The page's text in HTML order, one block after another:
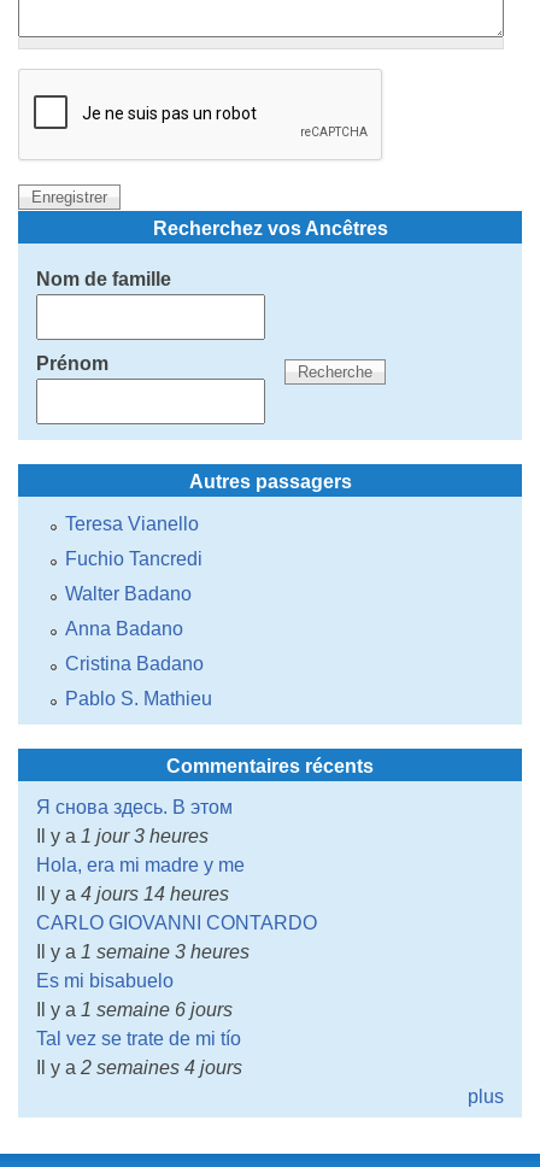
Recherchez vos Ancêtres
Nom de famille
Prénom
Autres passagers
Teresa Vianello
Fuchio Tancredi
Walter Badano
Anna Badano
Cristina Badano
Pablo S. Mathieu
Commentaires récents
Я снова здесь. В этом
Il y a 1 jour 3 heures
Hola, era mi madre y me
Il y a 4 jours 14 heures
CARLO GIOVANNI CONTARDO
Il y a 1 semaine 3 heures
Es mi bisabuelo
Il y a 1 semaine 6 jours
Tal vez se trate de mi tío
Il y a 2 semaines 4 jours
plus